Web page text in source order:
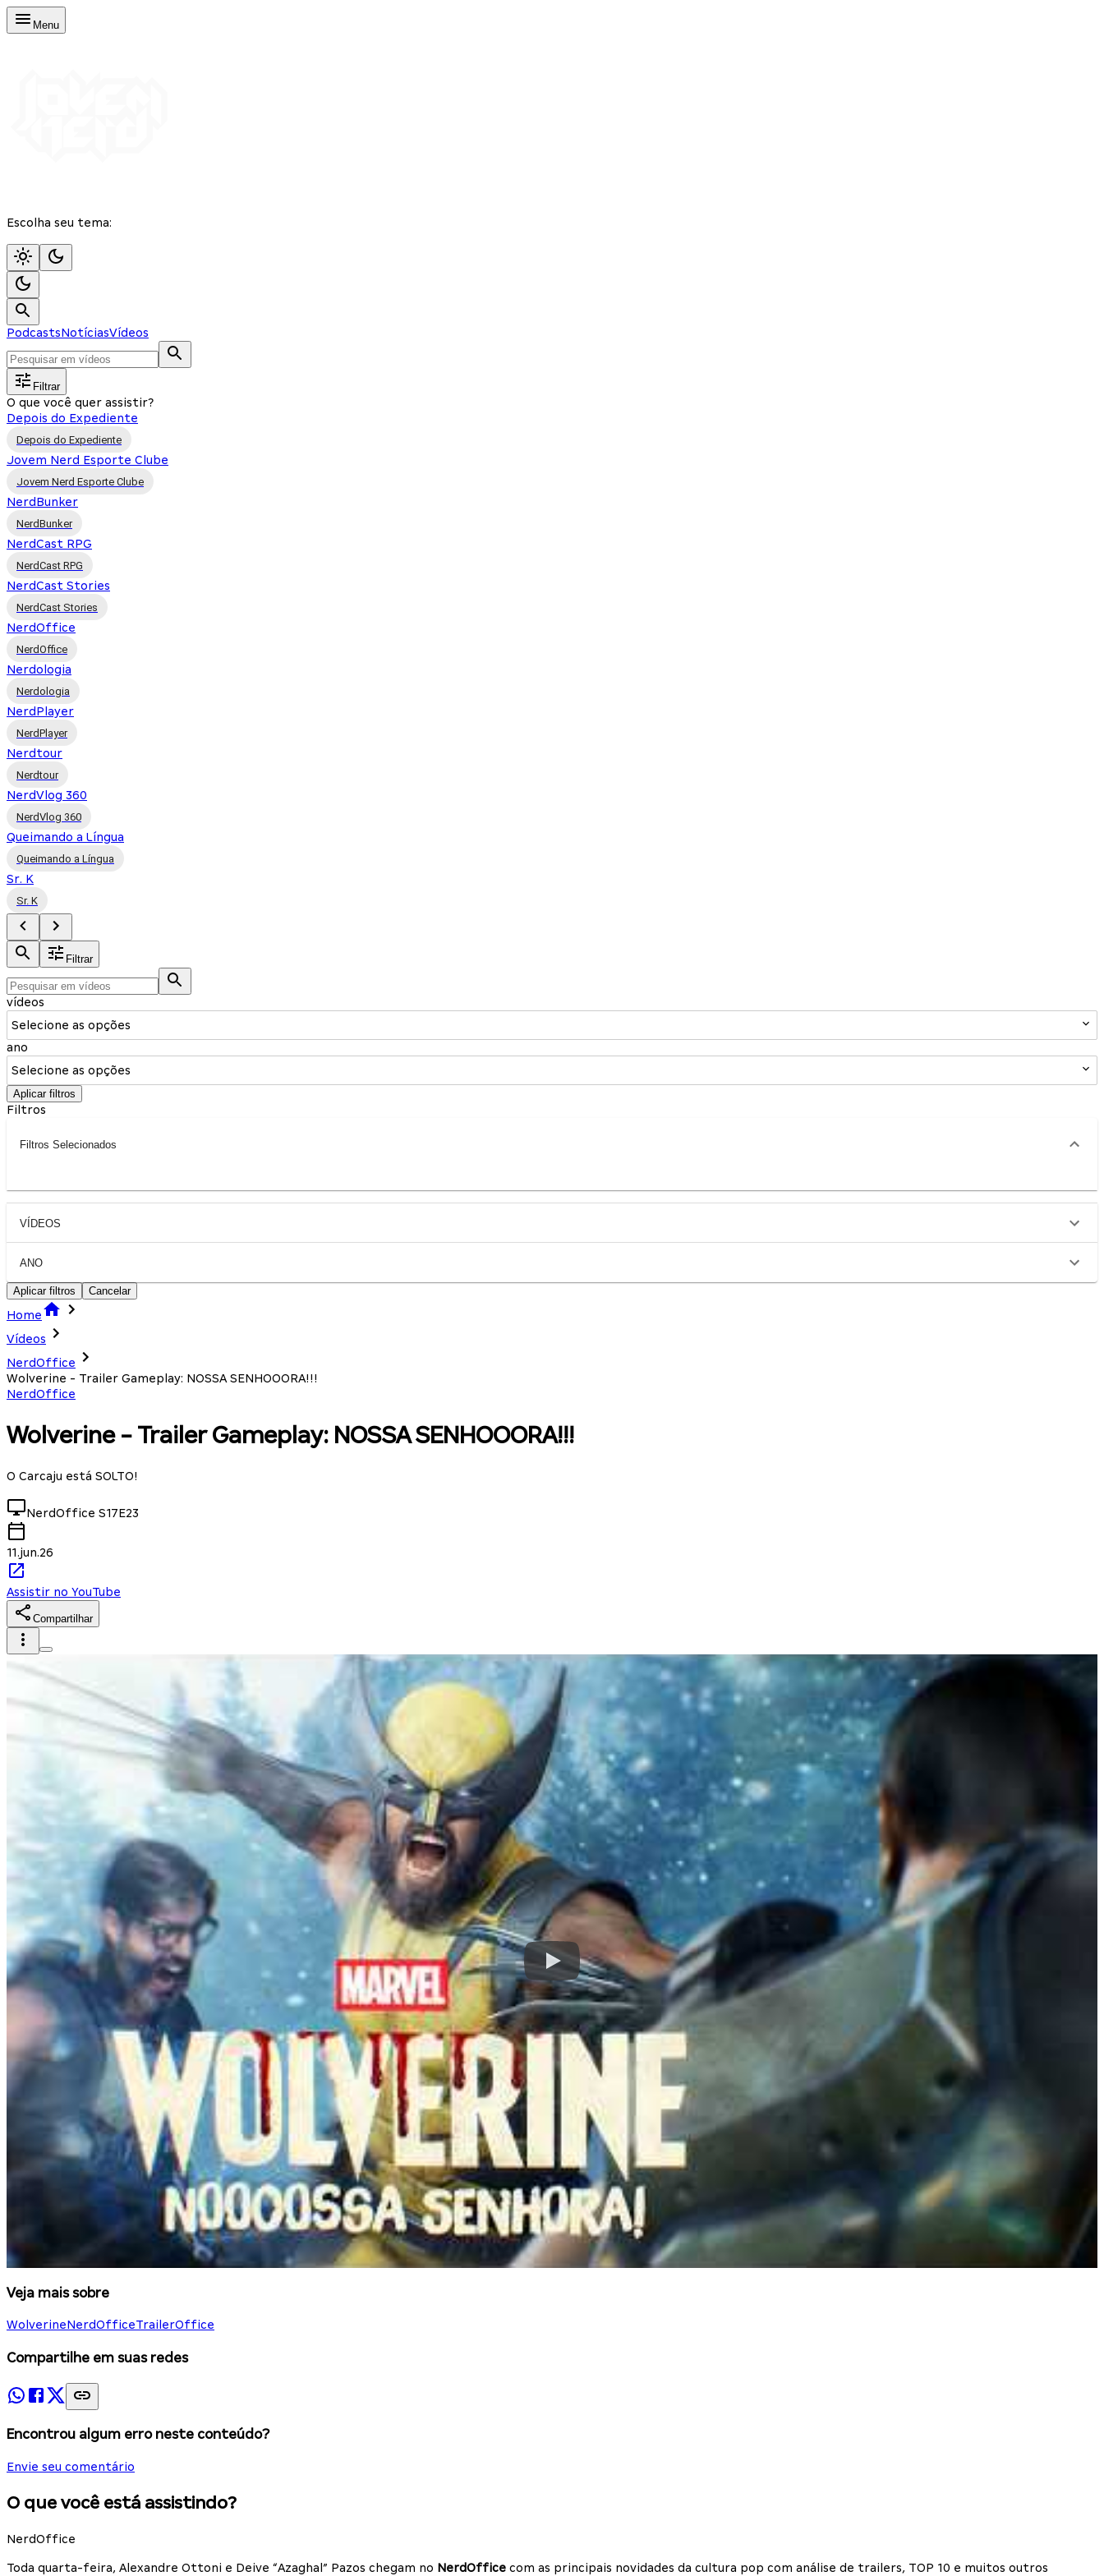
Menu
Escolha seu tema:
PodcastsNotíciasVídeos
Filtrar
O que você quer assistir?
Depois do Expediente
Depois do Expediente
Jovem Nerd Esporte Clube
Jovem Nerd Esporte Clube
NerdBunker
NerdBunker
NerdCast RPG
NerdCast RPG
NerdCast Stories
NerdCast Stories
NerdOffice
NerdOffice
Nerdologia
Nerdologia
NerdPlayer
NerdPlayer
Nerdtour
Nerdtour
NerdVlog 360
NerdVlog 360
Queimando a Língua
Queimando a Língua
Sr. K
Sr. K
Filtrar
vídeos
Selecione as opções
ano
Selecione as opções
Aplicar filtros
Filtros
Filtros Selecionados
VÍDEOS
ANO
Aplicar filtros Cancelar
Home
Vídeos
NerdOffice
Wolverine - Trailer Gameplay: NOSSA SENHOOORA!!!
NerdOffice
Wolverine - Trailer Gameplay: NOSSA SENHOOORA!!!
O Carcaju está SOLTO!
NerdOffice S17E23
11.jun.26
Assistir no YouTube
Compartilhar
Veja mais sobre
WolverineNerdOfficeTrailerOffice
Compartilhe em suas redes
Encontrou algum erro neste conteúdo?
Envie seu comentário
O que você está assistindo?
NerdOffice
Toda quarta-feira, Alexandre Ottoni e Deive “Azaghal” Pazos chegam no NerdOffice com as principais novidades da cultura pop com análise de trailers, TOP 10 e muitos outros